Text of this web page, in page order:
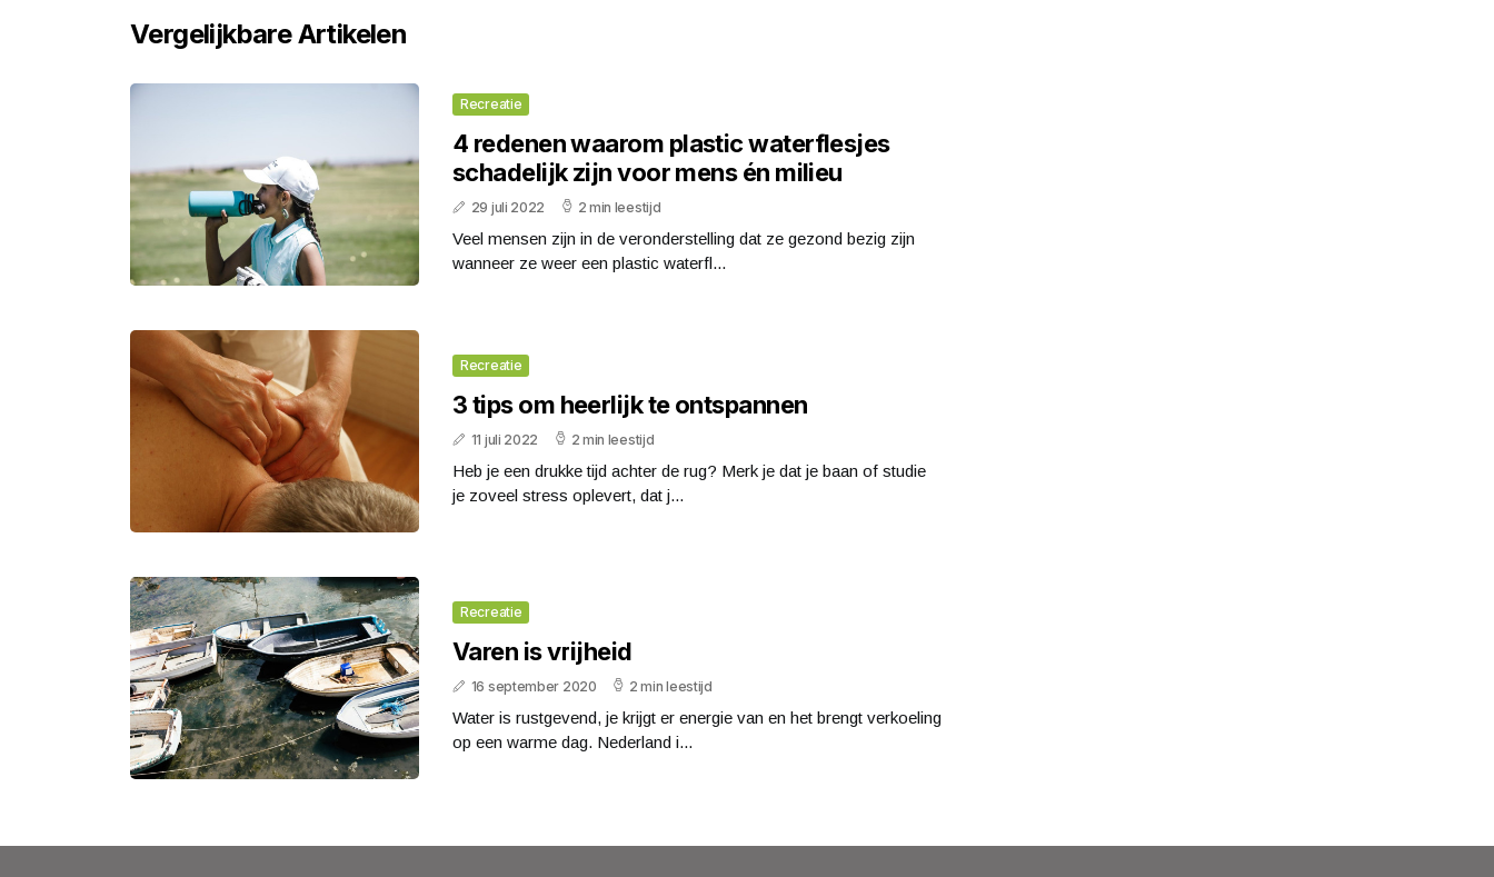
Vergelijkbare Artikelen
Recreatie
4 redenen waarom plastic waterflesjes
schadelijk zijn voor mens én milieu
29 juli 2022 2 min leestijd
Veel mensen zijn in de veronderstelling dat ze gezond bezig zijn
wanneer ze weer een plastic waterfl...
Recreatie
3 tips om heerlijk te ontspannen
11 juli 2022 2 min leestijd
Heb je een drukke tijd achter de rug? Merk je dat je baan of studie
je zoveel stress oplevert, dat j...
Recreatie
Varen is vrijheid
16 september 2020 2 min leestijd
Water is rustgevend, je krijgt er energie van en het brengt verkoeling
op een warme dag. Nederland i...